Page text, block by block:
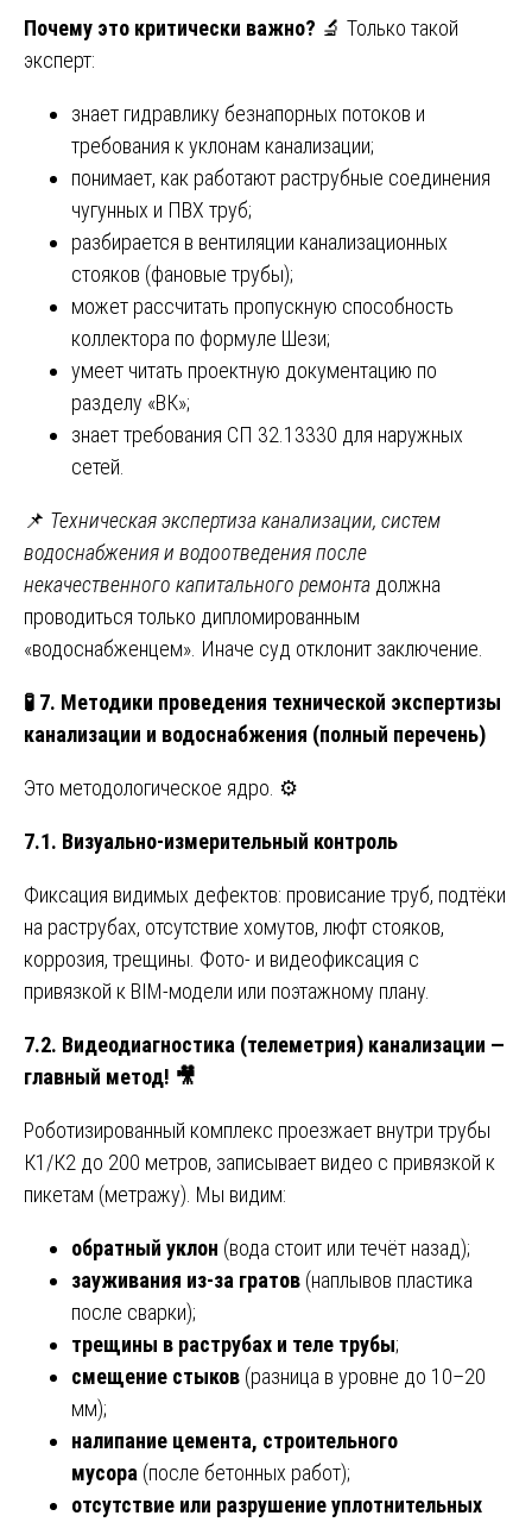
Почему это критически важно? 🔬 Только такой
эксперт:
знает гидравлику безнапорных потоков и
требования к уклонам канализации;
понимает, как работают раструбные соединения
чугунных и ПВХ труб;
разбирается в вентиляции канализационных
стояков (фановые трубы);
может рассчитать пропускную способность
коллектора по формуле Шези;
умеет читать проектную документацию по
разделу «ВК»;
знает требования СП 32.13330 для наружных
сетей.
📌 Техническая экспертиза канализации, систем
водоснабжения и водоотведения после
некачественного капитального ремонта должна
проводиться только дипломированным
«водоснабженцем». Иначе суд отклонит заключение.
🧪 7. Методики проведения технической экспертизы
канализации и водоснабжения (полный перечень)
Это методологическое ядро. ⚙️
7.1. Визуально-измерительный контроль
Фиксация видимых дефектов: провисание труб, подтёки
на раструбах, отсутствие хомутов, люфт стояков,
коррозия, трещины. Фото- и видеофиксация с
привязкой к BIM-модели или поэтажному плану.
7.2. Видеодиагностика (телеметрия) канализации —
главный метод! 🎥
Роботизированный комплекс проезжает внутри трубы
К1/К2 до 200 метров, записывает видео с привязкой к
пикетам (метражу). Мы видим:
обратный уклон (вода стоит или течёт назад);
зауживания из-за гратов (наплывов пластика
после сварки);
трещины в раструбах и теле трубы;
смещение стыков (разница в уровне до 10–20
мм);
налипание цемента, строительного
мусора (после бетонных работ);
отсутствие или разрушение уплотнительных